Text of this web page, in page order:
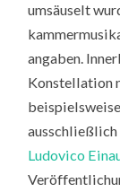
umsäuselt
angaben.
Konstellation
ausschließlich
Ludovico